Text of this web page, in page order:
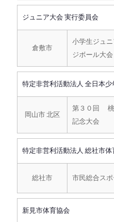
ジュニア大会 実行委員会
倉敷市
小学生ジュニ
ジボール大会
特定非営利活動法人 全日本
岡山市 北区
第３０回 桃
記念大会
特定非営利活動法人 総社市体
総社市 市民総合ス
新見市体育協会